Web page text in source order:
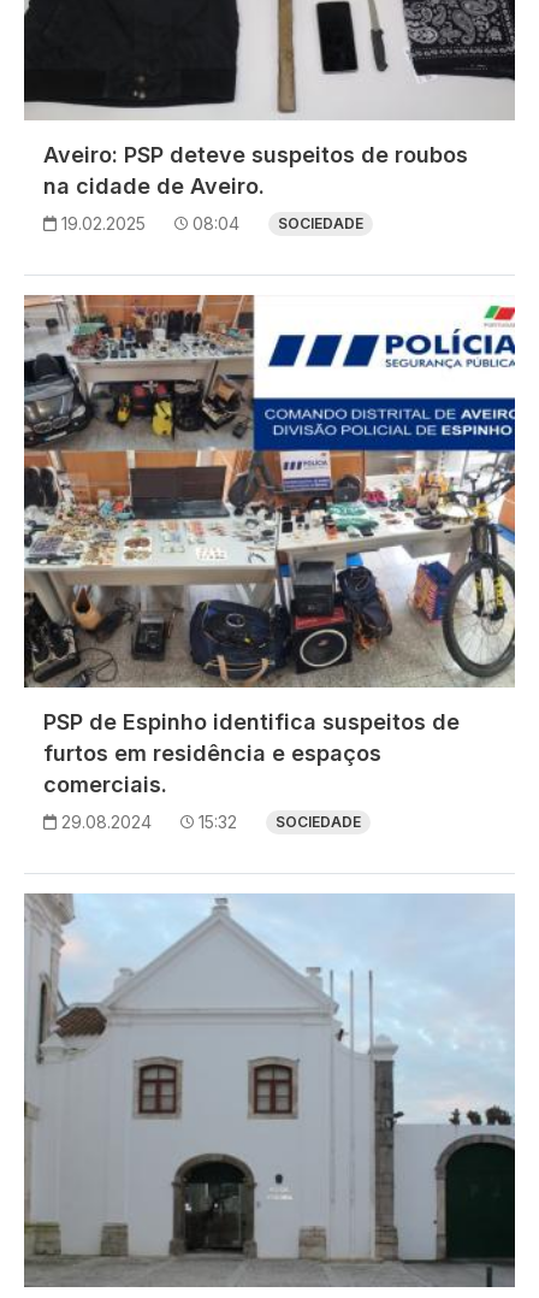
Aveiro: PSP deteve suspeitos de roubos
na cidade de Aveiro.
19.02.2025 08:04 SOCIEDADE
Imagem
PSP de Espinho identifica suspeitos de
furtos em residência e espaços
comerciais.
29.08.2024 15:32 SOCIEDADE
Imagem